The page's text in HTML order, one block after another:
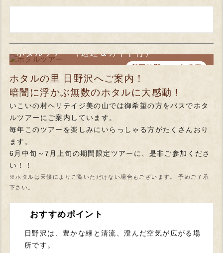
ホタルツアー（送迎＆ガイド付）
所要時間：60分程度
ホタルの里 日野沢へご案内！
暗闇に浮かぶ無数のホタルに大感動！
いこいの村ヘリテイジ美の山では御希望の方をバスでホタ
ルツアーにご案内しています。
毎年このツアーを楽しみにいらっしゃる方がたくさんおり
ます。
6月中旬～7月上旬の期間限定ツアーに、是非ご参加くださ
い！！
※ホタルは天候によりご覧いただけない場合もございます。 予めご了承
下さい。
おすすめポイント
日野沢は、豊かな緑と清流、澄んだ空気が広がる場
所です。